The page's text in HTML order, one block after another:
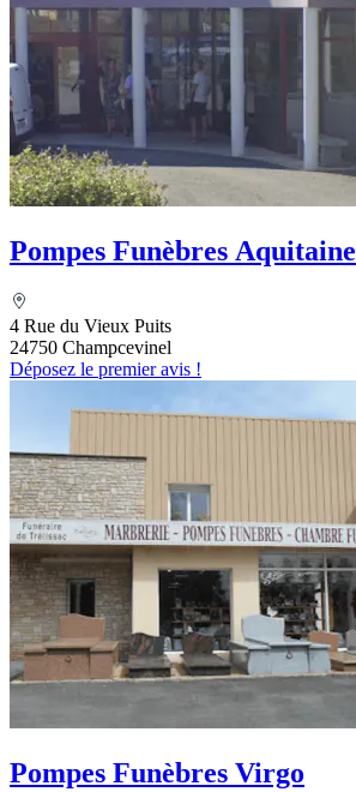
Pompes Funèbres Aquitaine
4 Rue du Vieux Puits
24750 Champcevinel
Déposez le premier avis !
Pompes Funèbres Virgo